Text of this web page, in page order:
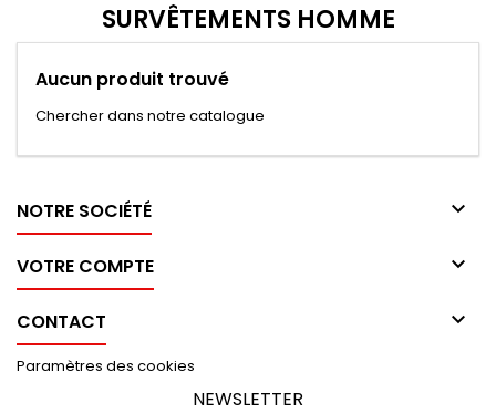
SURVÊTEMENTS HOMME
Aucun produit trouvé
Chercher dans notre catalogue
NOTRE SOCIÉTÉ 
VOTRE COMPTE 
CONTACT 
Paramètres des cookies
NEWSLETTER